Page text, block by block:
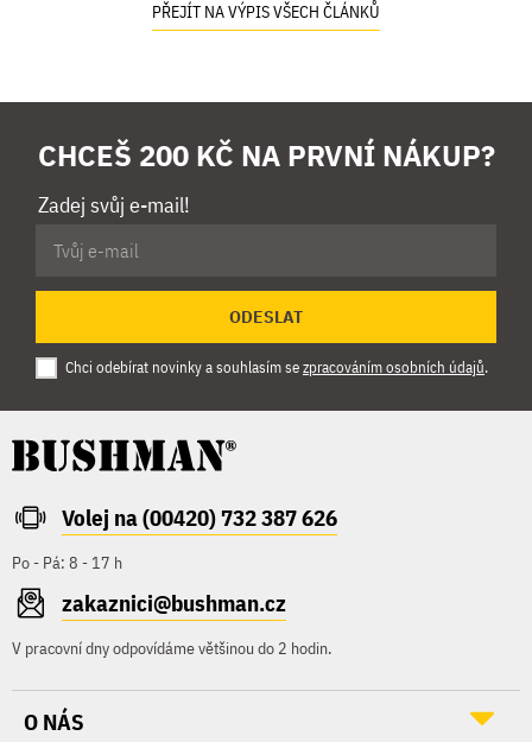
PŘEJÍT NA VÝPIS VŠECH ČLÁNKŮ
CHCEŠ 200 KČ NA PRVNÍ NÁKUP?
Zadej svůj e-mail!
ODESLAT
Chci odebírat novinky a souhlasím sezpracováním osobních údajů.
Volej na (00420) 732 387 626
Po - Pá: 8 - 17 h
zakaznici@bushman.cz
V pracovní dny odpovídáme většinou do 2 hodin.
O NÁS